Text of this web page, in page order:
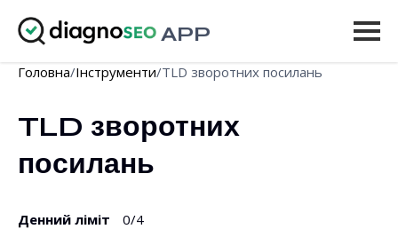
APP
Інструменти
Ціни
Ще
Головна/Інструменти/TLD зворотних посилань
TLD зворотних
посилань
Денний ліміт 0/4